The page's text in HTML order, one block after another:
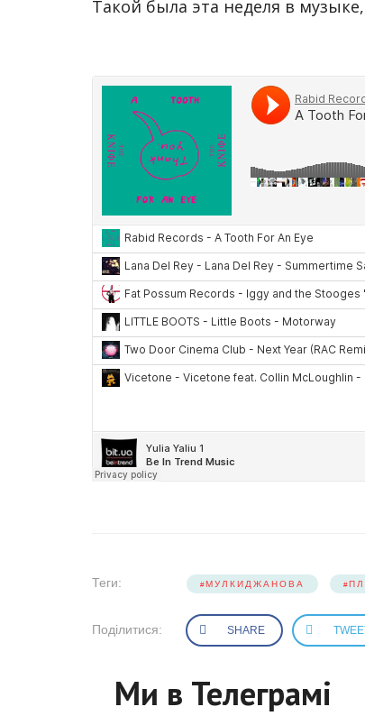
Такой была эта неделя в
Теги: МУЛКИДЖАНОВА
Поділитися: SHARE
Ми в Телеграмі